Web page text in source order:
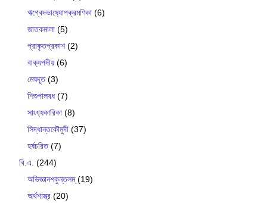
ঋগ্বেদভাষ‍্যোপক্রমণিকা (6)
জাতকমালা (5)
প্রাকৃতপ্রকাশ(2)
বাক‍্যপদীয় (6)
মেঘদূত(3)
শিশুপালবধ(7)
সাংখ‍্যকারিকা (8)
সিদ্ধান্তকৌমুদী (37)
হর্ষচরিত(7)
বি.এ. (244)
অভিজ্ঞানশকুন্তলম্(19)
অর্থশাস্ত্র (20)